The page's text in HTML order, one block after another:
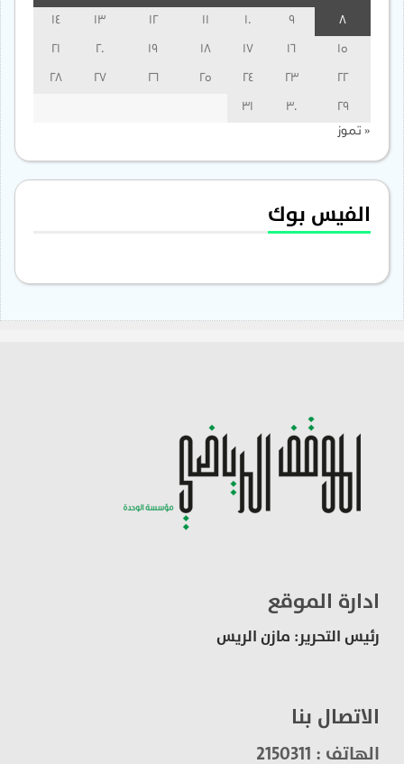
13
14
15
16
17
18
19
20
21
22
23
24
25
26
27
28
29
30
31
« تموز
الفيس بوك
ادارة الموقع
رئيس التحرير: مازن الريس
الاتصال بنا
الهاتف : 2150311